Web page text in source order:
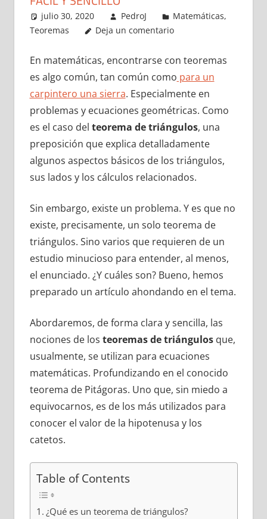
julio 30, 2020 PedroJ Matemáticas,
Teoremas
Deja un comentario
En matemáticas, encontrarse con teoremas
es algo común, tan común como para un
carpintero una sierra. Especialmente en
problemas y ecuaciones geométricas. Como
es el caso del teorema de triángulos, una
preposición que explica detalladamente
algunos aspectos básicos de los triángulos,
sus lados y los cálculos relacionados.
Sin embargo, existe un problema. Y es que no
existe, precisamente, un solo teorema de
triángulos. Sino varios que requieren de un
estudio minucioso para entender, al menos,
el enunciado. ¿Y cuáles son? Bueno, hemos
preparado un artículo ahondando en el tema.
Abordaremos, de forma clara y sencilla, las
nociones de los teoremas de triángulos que,
usualmente, se utilizan para ecuaciones
matemáticas. Profundizando en el conocido
teorema de Pitágoras. Uno que, sin miedo a
equivocarnos, es de los más utilizados para
conocer el valor de la hipotenusa y los
catetos.
Table of Contents
¿Qué es un teorema de triángulos?